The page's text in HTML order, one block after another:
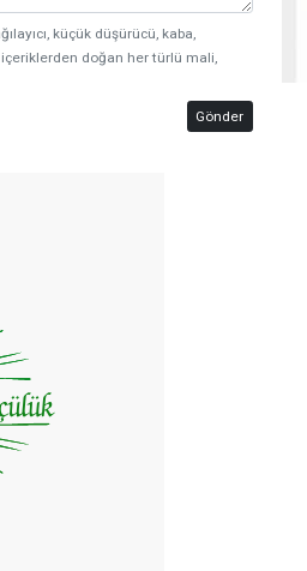
küçük düşürücü, kaba,
doğan her türlü mali,
Gönder